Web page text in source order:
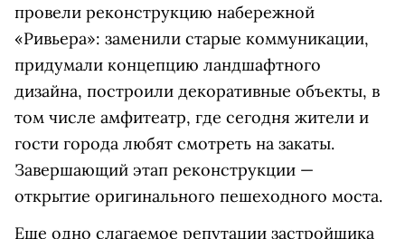
провели реконструкцию набережной
«Ривьера»: заменили старые коммуникации,
придумали концепцию ландшафтного
дизайна, построили декоративные объекты, в
том числе амфитеатр, где сегодня жители и
гости города любят смотреть на закаты.
Завершающий этап реконструкции —
открытие оригинального пешеходного моста.
Еще одно слагаемое репутации застройщика